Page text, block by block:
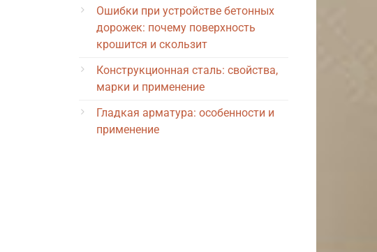
Ошибки при устройстве бетонных
дорожек: почему поверхность
крошится и скользит
Конструкционная сталь: свойства,
марки и применение
Гладкая арматура: особенности и
применение